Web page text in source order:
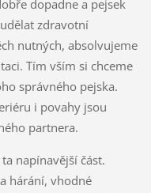
dopadne a pejsek
zdravotní
nutných, absolvujeme
Tím vším si chceme
správného pejska.
i povahy jsou
partnera.
napínavější část.
hárání, vhodné